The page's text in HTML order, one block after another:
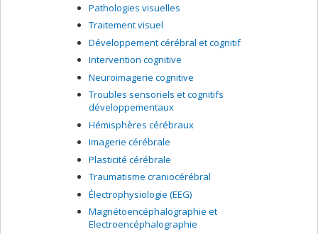
Pathologies visuelles
Traitement visuel
Développement cérébral et cognitif
Intervention cognitive
Neuroimagerie cognitive
Troubles sensoriels et cognitifs
développementaux
Hémisphères cérébraux
Imagerie cérébrale
Plasticité cérébrale
Traumatisme craniocérébral
Électrophysiologie (EEG)
Magnétoencéphalographie et
Electroencéphalographie